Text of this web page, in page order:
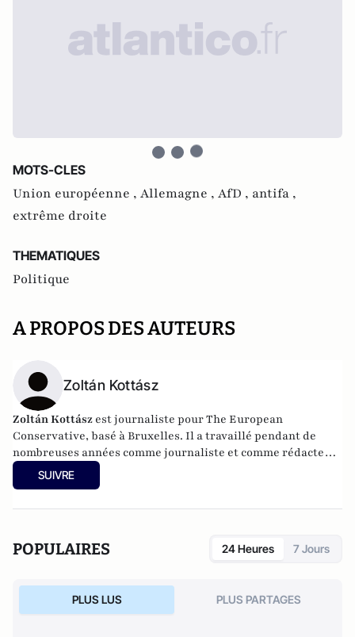
MOTS-CLES
Union européenne , Allemagne , AfD , antifa ,
extrême droite
THEMATIQUES
Politique
A PROPOS DES AUTEURS
Zoltán Kottász
Zoltán Kottász est journaliste pour The European
Conservative, basé à Bruxelles. Il a travaillé pendant de
nombreuses années comme journaliste et comme rédacteur
en chef du service étranger du quotidien hongrois Magyar
Nemzet. Il s'intéresse principalement à la politique
SUIVRE
POPULAIRES 24 Heures 7 Jours
PLUS LUS PLUS PARTAGES